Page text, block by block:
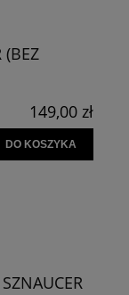
(BEZ
149,00 zł
DO KOSZYKA